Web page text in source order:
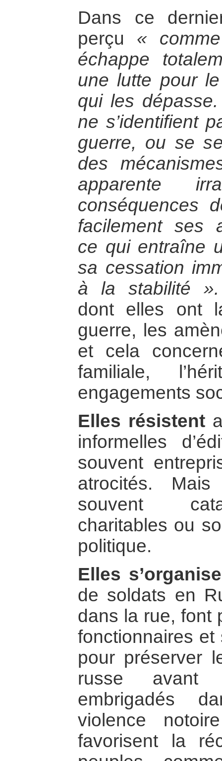
Dans ce
perçu «
échappe
une lutte pour
qui les
ne s’identifient
guerre, ou se
des
apparente
conséquences
facilement ses
ce qui entraîne
sa cessation
à la stabilité ».
dont elles ont
guerre, les
et cela
familiale,
engagements
Elles résistent
informelles
souvent
atrocités.
souvent
charitables ou
politique.
Elles
de soldats en
dans la rue, font
fonctionnaires et
pour préserver
russe avant
embrigadés
violence
favorisent la